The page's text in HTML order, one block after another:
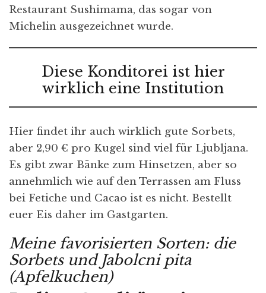
Restaurant Sushimama, das sogar von
Michelin ausgezeichnet wurde.
Diese Konditorei ist hier
wirklich eine Institution
Hier findet ihr auch wirklich gute Sorbets,
aber 2,90 € pro Kugel sind viel für Ljubljana.
Es gibt zwar Bänke zum Hinsetzen, aber so
annehmlich wie auf den Terrassen am Fluss
bei Fetiche und Cacao ist es nicht. Bestellt
euer Eis daher im Gastgarten.
Meine favorisierten Sorten: die
Sorbets und Jabolcni pita
(Apfelkuchen)